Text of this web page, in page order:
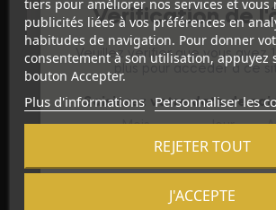
tiers pour améliorer nos services et vous
publicités liées à vos préférences en
habitudes de navigation. Pour donner
consentement à son utilisation, appuyez
bouton Accepter.
Plus d'informations Personnaliser les
REJETER TOUT
J'ACCEPTE
Vérification de
Veuillez vérifier que vous avez
plus pour accéder à ce
Saisissez votre date de
Mois
Jour
Sortie